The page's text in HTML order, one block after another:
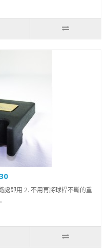
處即用 2. 不用再將球桿不斷的重